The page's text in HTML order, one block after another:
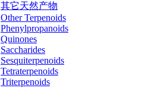
其它天然产物
Other Terpenoids
Phenylpropanoids
Quinones
Saccharides
Sesquiterpenoids
Tetraterpenoids
Triterpenoids